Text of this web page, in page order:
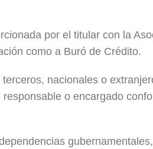
por el titular con la
como a Buró de Crédito.
nacionales o
o encargado